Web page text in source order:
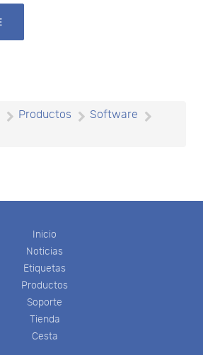
Productos
Software
Inicio
Noticias
Etiquetas
Productos
Soporte
Tienda
Cesta